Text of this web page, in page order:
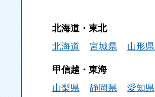
北海道・東北
北海道
宮城県 山形県
甲信越・東海
山梨県
静岡県 愛知県